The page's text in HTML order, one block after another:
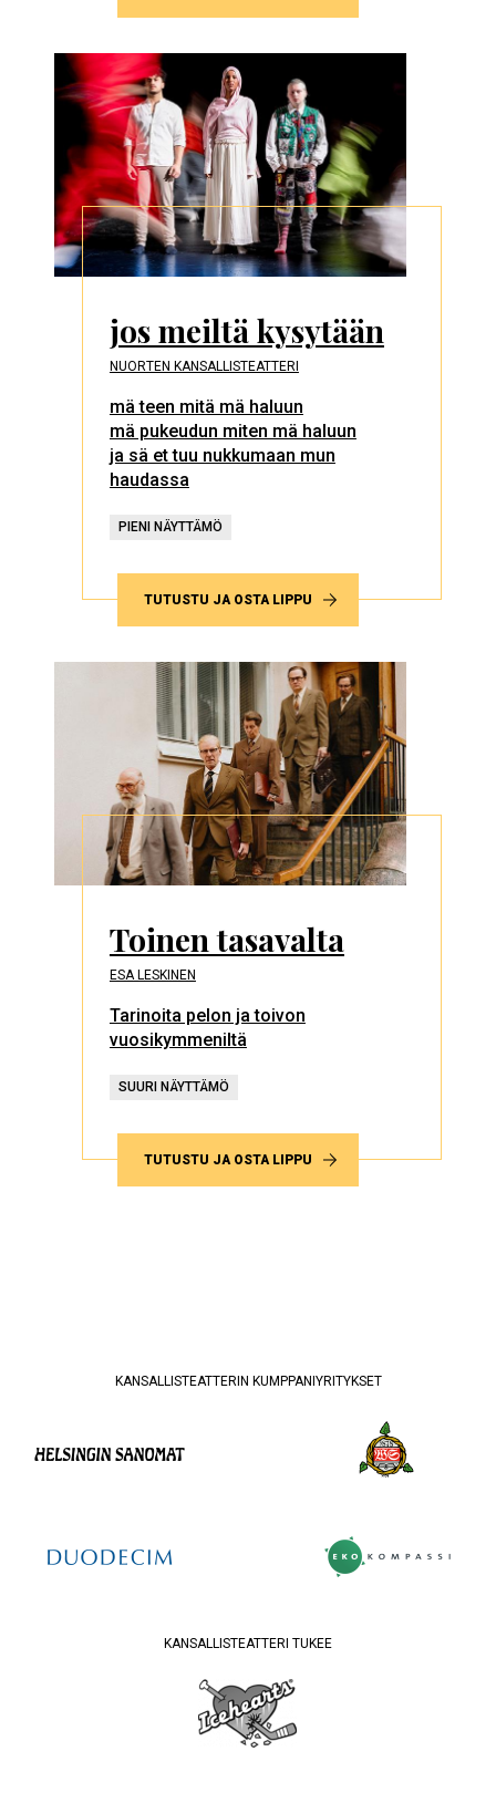
jos meiltä kysytään
NUORTEN KANSALLISTEATTERI
mä teen mitä mä haluun
mä pukeudun miten mä haluun
ja sä et tuu nukkumaan mun
haudassa
PIENI NÄYTTÄMÖ
TUTUSTU JA OSTA LIPPU
Toinen tasavalta
ESA LESKINEN
Tarinoita pelon ja toivon
vuosikymmeniltä
SUURI NÄYTTÄMÖ
TUTUSTU JA OSTA LIPPU
KANSALLISTEATTERIN KUMPPANIYRITYKSET
KANSALLISTEATTERI TUKEE